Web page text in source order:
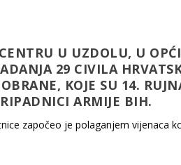
U UZDOLU, U
29 CIVILA
OBRANE, KOJE SU 14.
ARMIJE BIH.
započeo je polaganjem vijenaca